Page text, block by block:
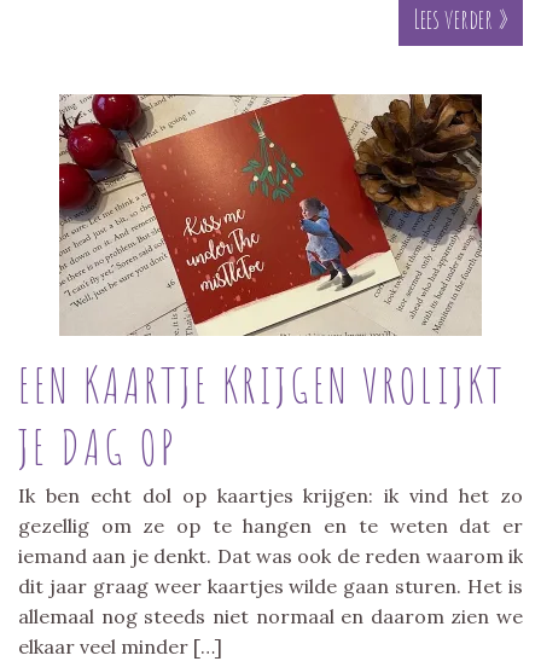
Lees verder »
EEN KAARTJE KRIJGEN VROLIJKT
JE DAG OP
Ik ben echt dol op kaartjes krijgen: ik vind het zo
gezellig om ze op te hangen en te weten dat er
iemand aan je denkt. Dat was ook de reden waarom ik
dit jaar graag weer kaartjes wilde gaan sturen. Het is
allemaal nog steeds niet normaal en daarom zien we
elkaar veel minder […]